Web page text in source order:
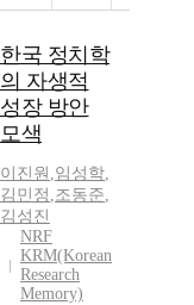
한국 정치학
의 자생적
성장 방안
모색
이진원 ,임성학,
김민정 ,조동준,
김성진
NRF
KRM(Korean
Research
Memory)